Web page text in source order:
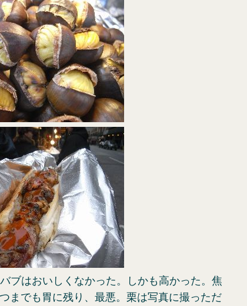
ブはおいしくなかった。しかも高かった。焦
までも胃に残り、最悪。栗は写真に撮っただ